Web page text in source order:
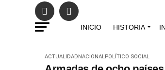
INICIO HISTORIA
ACTUALIDADNACIONALPOLÍTICO SOCIAL